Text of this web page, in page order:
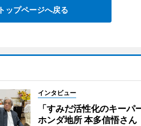
ップページへ戻る
インタビュー
「すみだ活性化のキーパ
ホンダ地所 本多信悟さん